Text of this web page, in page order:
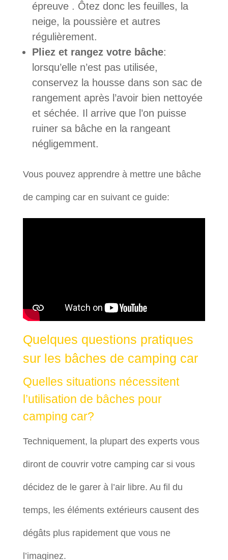
épreuve . Ôtez donc les feuilles, la
neige, la poussière et autres
régulièrement.
Pliez et rangez votre bâche:
lorsqu’elle n’est pas utilisée,
conservez la housse dans son sac de
rangement après l’avoir bien nettoyée
et séchée. Il arrive que l’on puisse
ruiner sa bâche en la rangeant
négligemment.
Vous pouvez apprendre à mettre une bâche
de camping car en suivant ce guide:
Quelques questions pratiques
sur les bâches de camping car
Quelles situations nécessitent
l’utilisation de bâches pour
camping car?
Techniquement, la plupart des experts vous
diront de couvrir votre camping car si vous
décidez de le garer à l’air libre. Au fil du
temps, les éléments extérieurs causent des
dégâts plus rapidement que vous ne
l’imaginez.